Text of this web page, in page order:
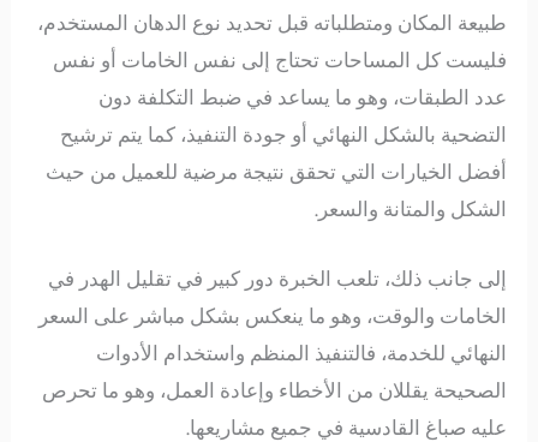
طبيعة المكان ومتطلباته قبل تحديد نوع الدهان المستخدم،
فليست كل المساحات تحتاج إلى نفس الخامات أو نفس
عدد الطبقات، وهو ما يساعد في ضبط التكلفة دون
التضحية بالشكل النهائي أو جودة التنفيذ، كما يتم ترشيح
أفضل الخيارات التي تحقق نتيجة مرضية للعميل من حيث
الشكل والمتانة والسعر.
إلى جانب ذلك، تلعب الخبرة دور كبير في تقليل الهدر في
الخامات والوقت، وهو ما ينعكس بشكل مباشر على السعر
النهائي للخدمة، فالتنفيذ المنظم واستخدام الأدوات
الصحيحة يقللان من الأخطاء وإعادة العمل، وهو ما تحرص
عليه صباغ القادسية في جميع مشاريعها.